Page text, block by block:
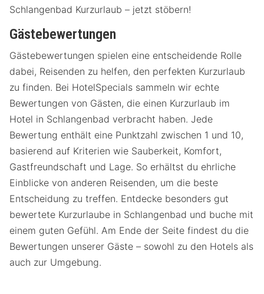
Schlangenbad Kurzurlaub – jetzt stöbern!
Gästebewertungen
Gästebewertungen spielen eine entscheidende Rolle
dabei, Reisenden zu helfen, den perfekten Kurzurlaub
zu finden. Bei HotelSpecials sammeln wir echte
Bewertungen von Gästen, die einen Kurzurlaub im
Hotel in Schlangenbad verbracht haben. Jede
Bewertung enthält eine Punktzahl zwischen 1 und 10,
basierend auf Kriterien wie Sauberkeit, Komfort,
Gastfreundschaft und Lage. So erhältst du ehrliche
Einblicke von anderen Reisenden, um die beste
Entscheidung zu treffen. Entdecke besonders gut
bewertete Kurzurlaube in Schlangenbad und buche mit
einem guten Gefühl. Am Ende der Seite findest du die
Bewertungen unserer Gäste – sowohl zu den Hotels als
auch zur Umgebung.